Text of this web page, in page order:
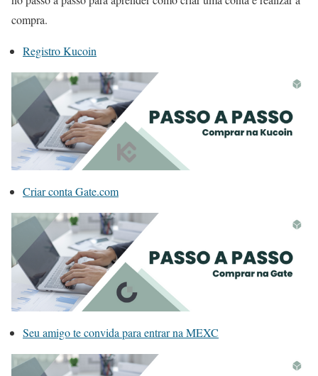
compra.
Registro Kucoin
Criar conta Gate.com
Seu amigo te convida para entrar na MEXC